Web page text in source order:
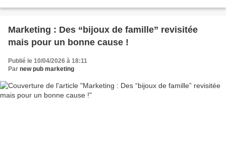
Marketing : Des “bijoux de famille” revisitée
mais pour un bonne cause !
Publié le 10/04/2026 à 18:11
Par new pub marketing